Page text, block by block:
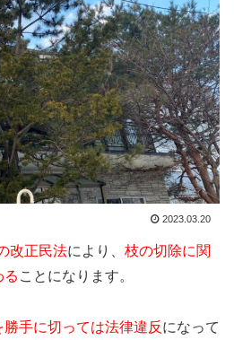
2023.03.20
改正民法により、 枝の切除に関
る ことになります。
手に切っては法律違反 になって